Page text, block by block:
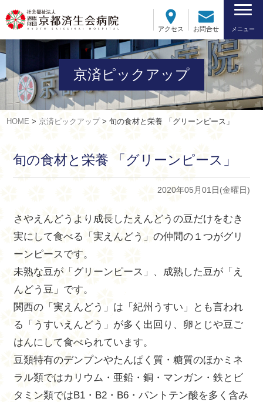
アクセス お問合せ メニュー
京済ピックアップ
HOME >京済ピックアップ>旬の食材と栄養 「グリーンピース」
旬の食材と栄養 「グリーンピース」
2020年05月01日(金曜日)
さやえんどうより成長したえんどうの豆だけをむき
実にして食べる「実えんどう」の仲間の１つがグリ
ーンピースです。
未熟な豆が「グリーンピース」、成熟した豆が「え
んどう豆」です。
関西の「実えんどう」は「紀州うすい」とも言われ
る「うすいえんどう」が多く出回り、卵とじや豆ご
はんにして食べられています。
豆類特有のデンプンやたんぱく質・糖質のほかミネ
ラル類ではカリウム・亜鉛・銅・マンガン・鉄とビ
タミン類ではB1・B2・B6・パントテン酸を多く含み